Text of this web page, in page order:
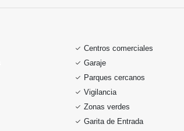
Centros comerciales
Garaje
Parques cercanos
Vigilancia
Zonas verdes
Garita de Entrada